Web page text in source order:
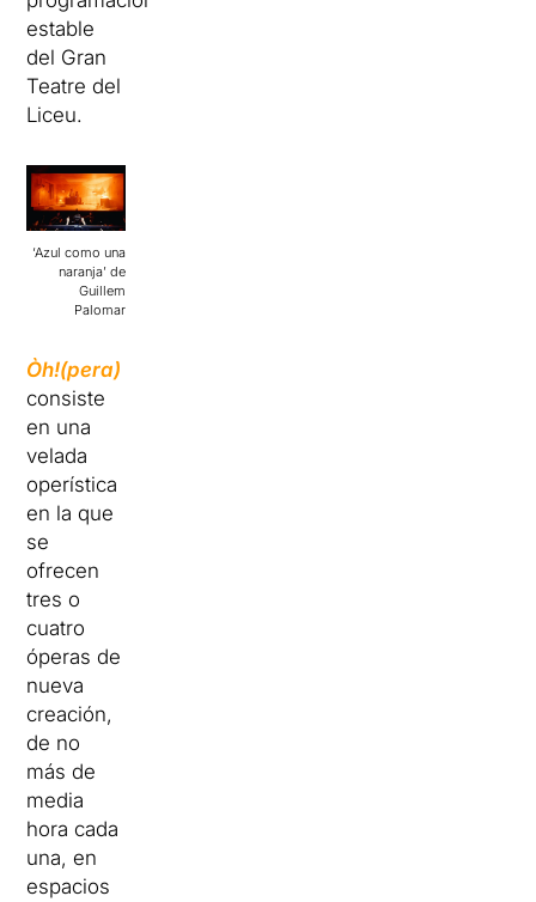
estable
del Gran
Teatre del
Liceu.
‘Azul como una
naranja’ de
Guillem
Palomar
Òh!(pera)
consiste
en una
velada
operística
en la que
se
ofrecen
tres o
cuatro
óperas de
nueva
creación,
de no
más de
media
hora cada
una, en
espacios